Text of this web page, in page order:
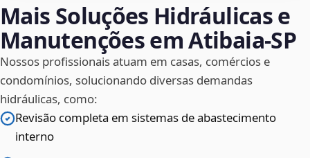
Mais Soluções Hidráulicas e
Manutenções em Atibaia‑SP
Nossos profissionais atuam em casas, comércios e
condomínios, solucionando diversas demandas
hidráulicas, como:
Revisão completa em sistemas de abastecimento
interno